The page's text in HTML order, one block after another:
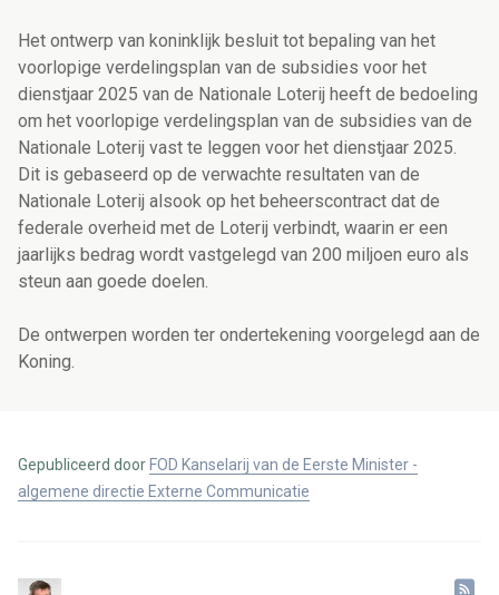
Het ontwerp van koninklijk besluit tot bepaling van het
voorlopige verdelingsplan van de subsidies voor het
dienstjaar 2025 van de Nationale Loterij heeft de bedoeling
om het voorlopige verdelingsplan van de subsidies van de
Nationale Loterij vast te leggen voor het dienstjaar 2025.
Dit is gebaseerd op de verwachte resultaten van de
Nationale Loterij alsook op het beheerscontract dat de
federale overheid met de Loterij verbindt, waarin er een
jaarlijks bedrag wordt vastgelegd van 200 miljoen euro als
steun aan goede doelen.
De ontwerpen worden ter ondertekening voorgelegd aan de
Koning.
Gepubliceerd door FOD Kanselarij van de Eerste Minister -
algemene directie Externe Communicatie